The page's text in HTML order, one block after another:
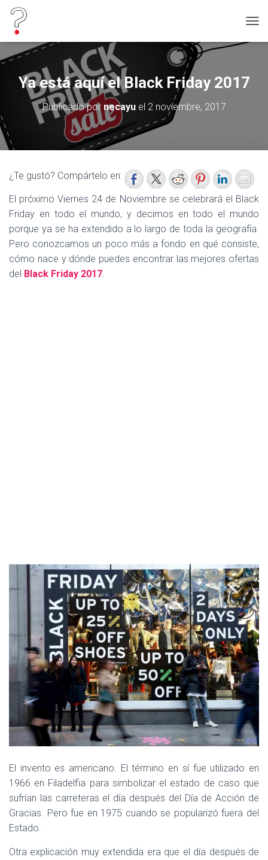
A
N
V
E
A
C
I
Ya está aquí el Black Friday 2017
Publicado por necayuel 2 noviembre, 2017
¿Te gustó? Compártelo en:
El próximo Viernes 24 de Noviembre se celebrará el Black
Friday en todo el mundo, y decimos en todo el mundo
porque ya se ha extendido a lo largo de toda la geografía.
Pero conozcamos un poco más a fondo en qué consiste,
cómo nace y dónde puedes encontrar las mejores ofertas
del Black Friday 2017.
El invento es americano. El término en sí fue utilizado en
1966 en Filadelfia para simbolizar el estado de caso que
sufrían las carreteras el día después del Día de Acción de
Gracias. Pero fue en 1975 cuando se popularizó fuera del
Estado.
Otra explicación muy extendida era que el día después de